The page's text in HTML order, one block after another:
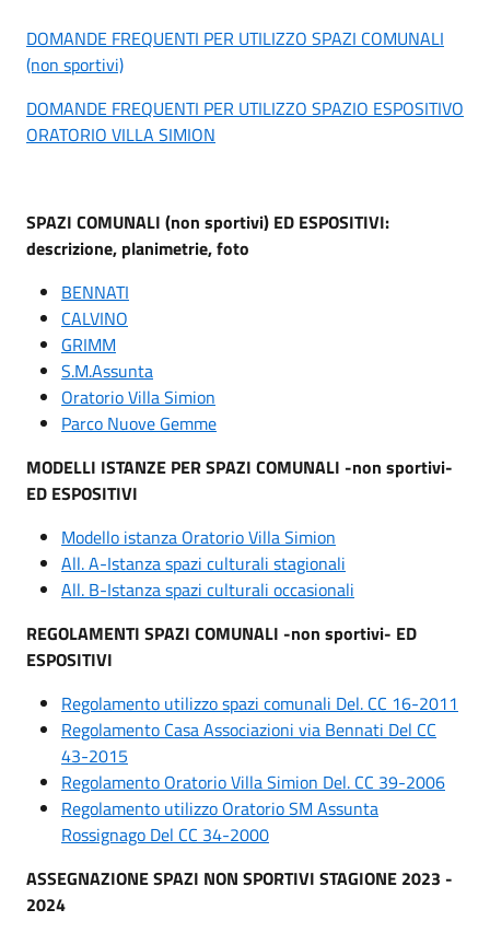
DOMANDE FREQUENTI PER UTILIZZO SPAZI COMUNALI
(non sportivi)
DOMANDE FREQUENTI PER UTILIZZO SPAZIO ESPOSITIVO
ORATORIO VILLA SIMION
SPAZI COMUNALI (non sportivi) ED ESPOSITIVI:
descrizione, planimetrie, foto
BENNATI
CALVINO
GRIMM
S.M.Assunta
Oratorio Villa Simion
Parco Nuove Gemme
MODELLI ISTANZE PER SPAZI COMUNALI -non sportivi-
ED ESPOSITIVI
Modello istanza Oratorio Villa Simion
All. A-Istanza spazi culturali stagionali
All. B-Istanza spazi culturali occasionali
REGOLAMENTI SPAZI COMUNALI -non sportivi- ED
ESPOSITIVI
Regolamento utilizzo spazi comunali Del. CC 16-2011
Regolamento Casa Associazioni via Bennati Del CC
43-2015
Regolamento Oratorio Villa Simion Del. CC 39-2006
Regolamento utilizzo Oratorio SM Assunta
Rossignago Del CC 34-2000
ASSEGNAZIONE SPAZI NON SPORTIVI STAGIONE 2023 -
2024